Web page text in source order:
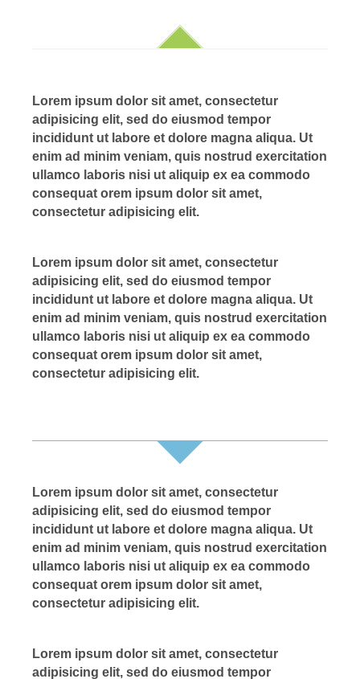
Lorem ipsum dolor sit amet, consectetur
adipisicing elit, sed do eiusmod tempor
incididunt ut labore et dolore magna aliqua. Ut
enim ad minim veniam, quis nostrud exercitation
ullamco laboris nisi ut aliquip ex ea commodo
consequat orem ipsum dolor sit amet,
consectetur adipisicing elit.
Lorem ipsum dolor sit amet, consectetur
adipisicing elit, sed do eiusmod tempor
incididunt ut labore et dolore magna aliqua. Ut
enim ad minim veniam, quis nostrud exercitation
ullamco laboris nisi ut aliquip ex ea commodo
consequat orem ipsum dolor sit amet,
consectetur adipisicing elit.
Lorem ipsum dolor sit amet, consectetur
adipisicing elit, sed do eiusmod tempor
incididunt ut labore et dolore magna aliqua. Ut
enim ad minim veniam, quis nostrud exercitation
ullamco laboris nisi ut aliquip ex ea commodo
consequat orem ipsum dolor sit amet,
consectetur adipisicing elit.
Lorem ipsum dolor sit amet, consectetur
adipisicing elit, sed do eiusmod tempor